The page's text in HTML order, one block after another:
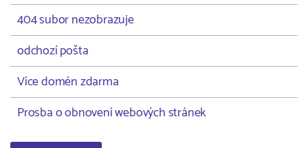
404 subor nezobrazuje
odchozí pošta
Více domén zdarma
Prosba o obnovení webových stránek